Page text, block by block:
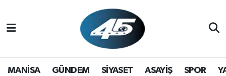
MANİSA GÜNDEM SİYASET ASAYİŞ SPOR
GÜNDEM
Hava Durumu
Trafik Durumu